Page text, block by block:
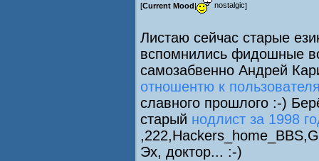
[Current Mood nostalgic]
Листаю сейчас старые
вспомнились фидошные
самозабвенно Андрей
отношентю к
славного прошлого :-)
старый нодлист за 1998
Эх, доктор... :-)